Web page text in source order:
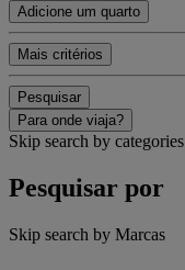
Adicione um quarto
Mais critérios
Pesquisar
Para onde viaja?
Skip search by categories
Pesquisar por
Skip search by Marcas